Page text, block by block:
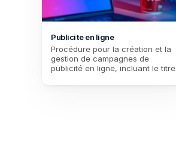
Publicite en ligne
Procédure pour la création et la
gestion de campagnes de
publicité en ligne, incluant le titre
les dates de début et de fin, le